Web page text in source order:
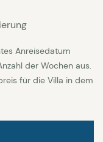
mit Dusche
renoviert, mit
Anreisedatum
der Wochen aus.
für die Villa in dem